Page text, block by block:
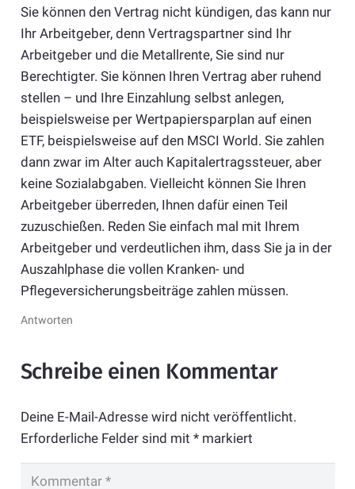
Sie können den Vertrag nicht kündigen, das kann nur
Ihr Arbeitgeber, denn Vertragspartner sind Ihr
Arbeitgeber und die Metallrente, Sie sind nur
Berechtigter. Sie können Ihren Vertrag aber ruhend
stellen – und Ihre Einzahlung selbst anlegen,
beispielsweise per Wertpapiersparplan auf einen
ETF, beispielsweise auf den MSCI World. Sie zahlen
dann zwar im Alter auch Kapitalertragssteuer, aber
keine Sozialabgaben. Vielleicht können Sie Ihren
Arbeitgeber überreden, Ihnen dafür einen Teil
zuzuschießen. Reden Sie einfach mal mit Ihrem
Arbeitgeber und verdeutlichen ihm, dass Sie ja in der
Auszahlphase die vollen Kranken- und
Pflegeversicherungsbeiträge zahlen müssen.
Antworten
Schreibe einen Kommentar
Deine E-Mail-Adresse wird nicht veröffentlicht.
Erforderliche Felder sind mit *markiert